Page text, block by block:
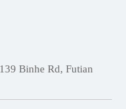
Binhe Rd, Futian